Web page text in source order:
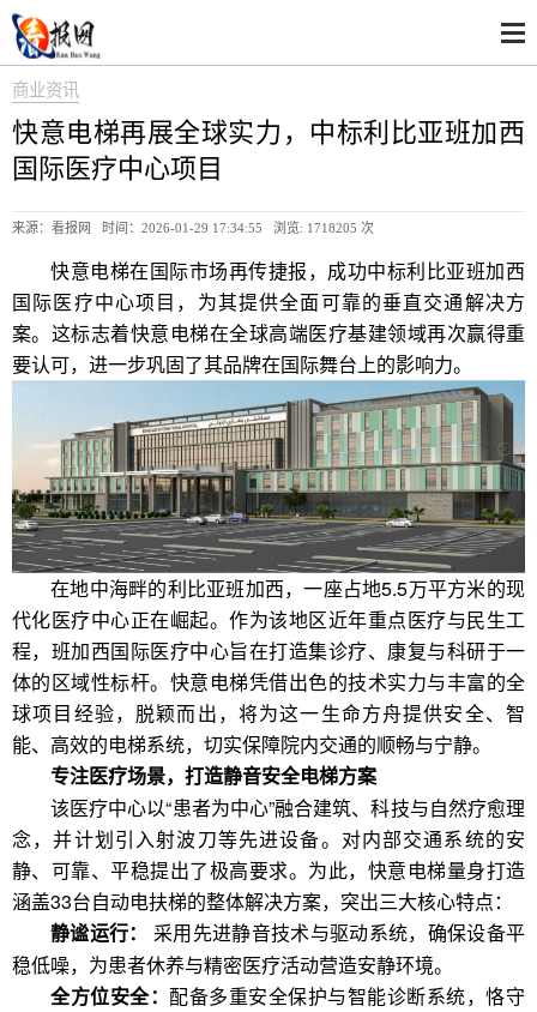
商业资讯
快意电梯再展全球实力，中标利比亚班加西
国际医疗中心项目
来源：看报网 时间：2026-01-29 17:34:55 浏览: 1718205 次
快意电梯在国际市场再传捷报，成功中标利比亚班加西
国际医疗中心项目，为其提供全面可靠的垂直交通解决方
案。这标志着快意电梯在全球高端医疗基建领域再次赢得重
要认可，进一步巩固了其品牌在国际舞台上的影响力。
在地中海畔的利比亚班加西，一座占地5.5万平方米的现
代化医疗中心正在崛起。作为该地区近年重点医疗与民生工
程，班加西国际医疗中心旨在打造集诊疗、康复与科研于一
体的区域性标杆。快意电梯凭借出色的技术实力与丰富的全
球项目经验，脱颖而出，将为这一生命方舟提供安全、智
能、高效的电梯系统，切实保障院内交通的顺畅与宁静。
专注医疗场景，打造静音安全电梯方案
该医疗中心以“患者为中心”融合建筑、科技与自然疗愈理
念，并计划引入射波刀等先进设备。对内部交通系统的安
静、可靠、平稳提出了极高要求。为此，快意电梯量身打造
涵盖33台自动电扶梯的整体解决方案，突出三大核心特点：
静谧运行：
采用先进静音技术与驱动系统，确保设备平
稳低噪，为患者休养与精密医疗活动营造安静环境。
全方位安全： 配备多重安全保护与智能诊断系统，恪守